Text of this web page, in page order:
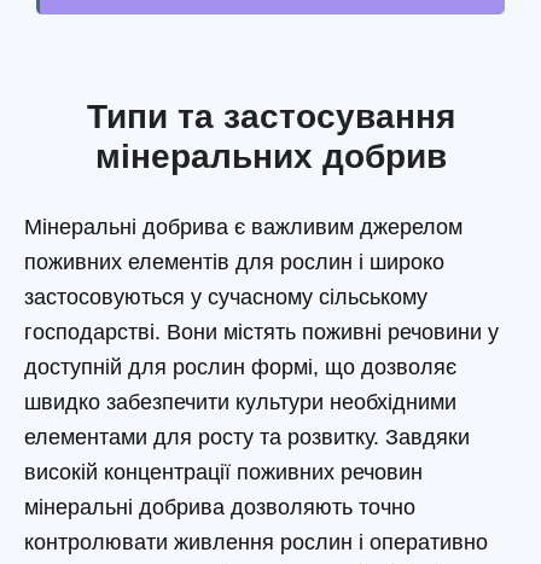
Типи та застосування
мінеральних добрив
Мінеральні добрива є важливим джерелом
поживних елементів для рослин і широко
застосовуються у сучасному сільському
господарстві. Вони містять поживні речовини у
доступній для рослин формі, що дозволяє
швидко забезпечити культури необхідними
елементами для росту та розвитку. Завдяки
високій концентрації поживних речовин
мінеральні добрива дозволяють точно
контролювати живлення рослин і оперативно